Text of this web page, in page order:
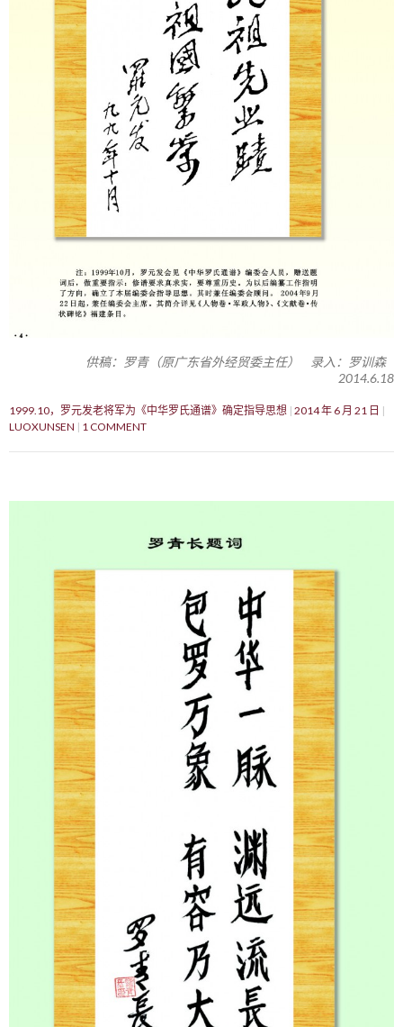
供稿：罗青（原广东省外经贸委主任） 录入：罗训森
2014.6.18
1999.10，罗元发老将军为《中华罗氏通谱》确定指导思想 2014 年 6 月 21 日
LUOXUNSEN
1 COMMENT